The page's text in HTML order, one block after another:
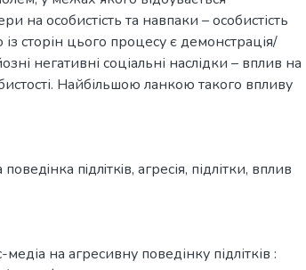
на особистість та навпаки – особистість
сторін цього процесу є демонстрація/
негативні соціальні наслідки – вплив на
Найбільшою ланкою такого впливу
поведiнка пiдлiткiв, агресія, підлітки, вплив
на агресивну поведінку підлітків :